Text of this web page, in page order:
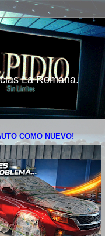
La Romana.
COMO NUEVO!